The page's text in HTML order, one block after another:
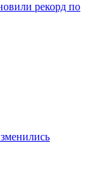
рекорд по